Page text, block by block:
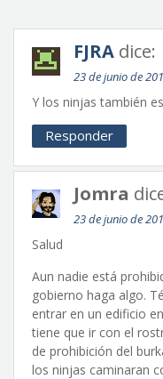
FJRA dice:
23 de junio de
Y los ninjas también
Responder
Jomra
23 de junio de
Salud
Aun nadie está
gobierno haga algo.
entrar en un edificio
tiene que ir con el
de prohibición del
los ninjas caminaran